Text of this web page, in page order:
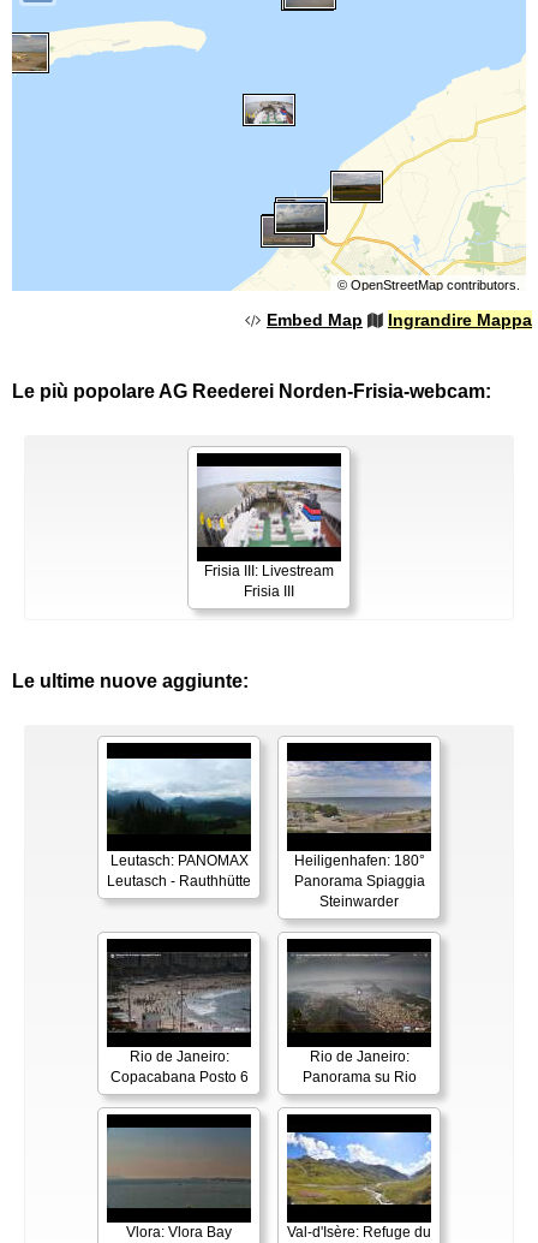
© OpenStreetMapcontributors.
Embed Map Ingrandire Mappa
Le più popolare AG Reederei Norden-Frisia-webcam:
Frisia III: Livestream
Frisia III
Le ultime nuove aggiunte:
Leutasch: PANOMAX
Leutasch - Rauthhütte
Heiligenhafen: 180°
Panorama Spiaggia
Steinwarder
Rio de Janeiro:
Copacabana Posto 6
Rio de Janeiro:
Panorama su Rio
Vlora: Vlora Bay Val-d'Isère: Refuge du